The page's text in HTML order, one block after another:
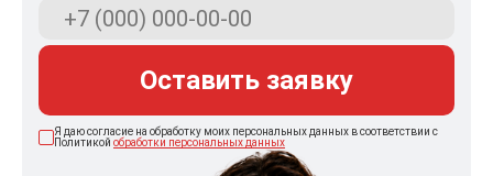
Оставить заявку
Я даю согласие на обработку моих персональных данных в соответствии с
Политикой обработки персональных данных